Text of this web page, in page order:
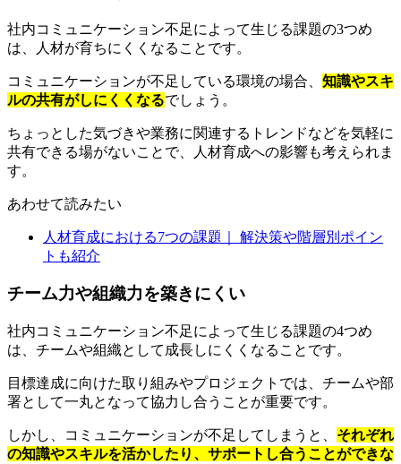
社内コミュニケーション不足によって生じる課題の3つめ
は、人材が育ちにくくなることです。
コミュニケーションが不足している環境の場合、 知識やスキ
ルの共有がしにくくなるでしょう。
ちょっとした気づきや業務に関連するトレンドなどを気軽に
共有できる場がないことで、人材育成への影響も考えられま
す。
あわせて読みたい
人材育成における7つの課題｜ 解決策や階層別ポイン
トも紹介
チーム力や組織力を築きにくい
社内コミュニケーション不足によって生じる課題の4つめ
は、チームや組織として成長しにくくなることです。
目標達成に向けた取り組みやプロジェクトでは、チームや部
署として一丸となって協力し合うことが重要です。
しかし、コミュニケーションが不足してしまうと、 それぞれ
の知識やスキルを活かしたり、サポートし合うことができな